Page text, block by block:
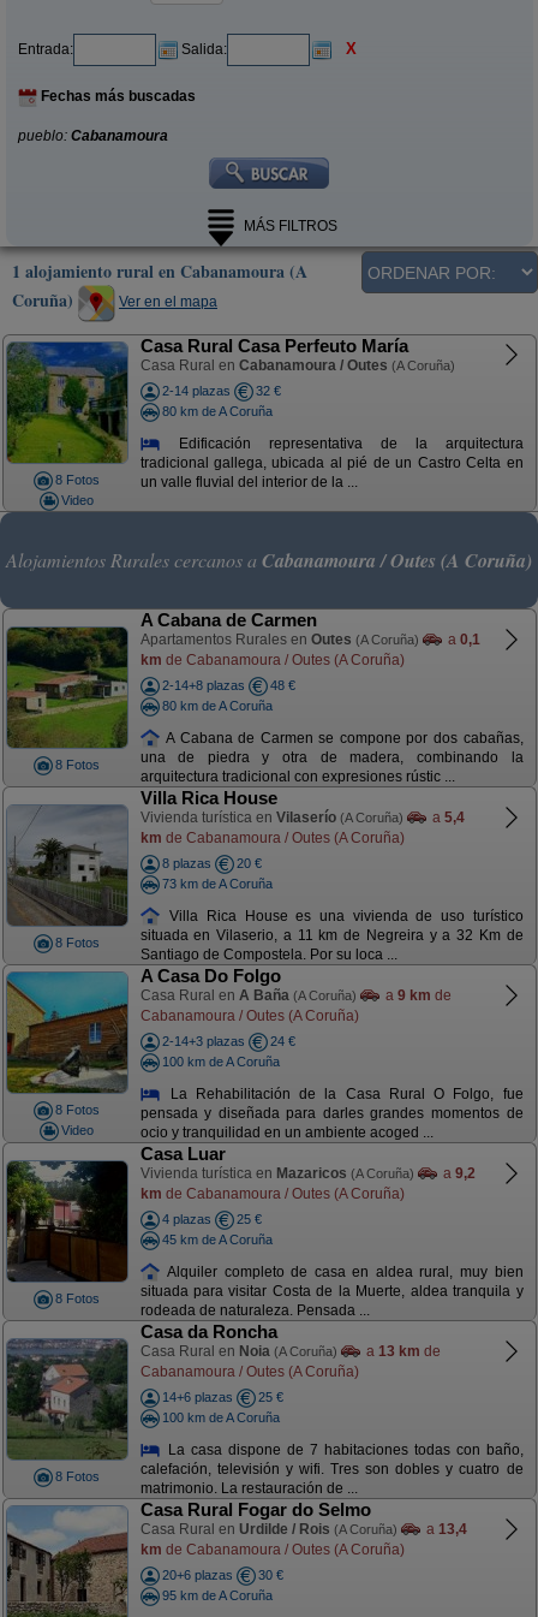
Entrada: Salida: X
Fechas más buscadas
pueblo: Cabanamoura
MÁS FILTROS
1 alojamiento rural en Cabanamoura (A
Coruña)
Ver en el mapa
8 Fotos
Video
Casa Rural Casa Perfeuto María
Casa Rural en Cabanamoura / Outes (A Coruña)
2-14 plazas
32 €
80 km de A Coruña
Edificación representativa de la arquitectura
tradicional gallega, ubicada al pié de un Castro Celta en
un valle fluvial del interior de la ...
Alojamientos Rurales cercanos a Cabanamoura / Outes (A Coruña)
8 Fotos
A Cabana de Carmen
Apartamentos Rurales en Outes (A Coruña) a 0,1
km de Cabanamoura / Outes (A Coruña)
2-14+8 plazas
48 €
80 km de A Coruña
A Cabana de Carmen se compone por dos cabañas,
una de piedra y otra de madera, combinando la
arquitectura tradicional con expresiones rústic ...
8 Fotos
Villa Rica House
Vivienda turística en Vilaserío (A Coruña) a 5,4
km de Cabanamoura / Outes (A Coruña)
8 plazas
20 €
73 km de A Coruña
Villa Rica House es una vivienda de uso turístico
situada en Vilaserio, a 11 km de Negreira y a 32 Km de
Santiago de Compostela. Por su loca ...
8 Fotos
Video
A Casa Do Folgo
Casa Rural en A Baña (A Coruña) a 9 km de
Cabanamoura / Outes (A Coruña)
2-14+3 plazas
24 €
100 km de A Coruña
La Rehabilitación de la Casa Rural O Folgo, fue
pensada y diseñada para darles grandes momentos de
ocio y tranquilidad en un ambiente acoged ...
8 Fotos
Casa Luar
Vivienda turística en Mazaricos (A Coruña) a 9,2
km de Cabanamoura / Outes (A Coruña)
4 plazas
25 €
45 km de A Coruña
Alquiler completo de casa en aldea rural, muy bien
situada para visitar Costa de la Muerte, aldea tranquila y
rodeada de naturaleza. Pensada ...
8 Fotos
Casa da Roncha
Casa Rural en Noia (A Coruña) a 13 km de
Cabanamoura / Outes (A Coruña)
14+6 plazas
25 €
100 km de A Coruña
La casa dispone de 7 habitaciones todas con baño,
calefación, televisión y wifi. Tres son dobles y cuatro de
matrimonio. La restauración de ...
Casa Rural Fogar do Selmo
Casa Rural en Urdilde / Rois (A Coruña) a 13,4
km de Cabanamoura / Outes (A Coruña)
20+6 plazas
30 €
95 km de A Coruña